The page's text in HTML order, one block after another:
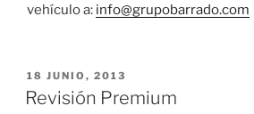
vehículo a: info@grupobarrado.com
PUBLICADO
EL
18 JUNIO, 2013
Revisión Premium